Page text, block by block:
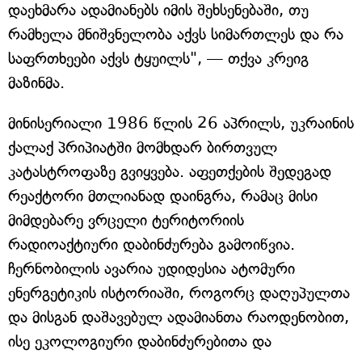
დაეხმარა ადამიანებს იმის შეხსენებაში, თუ
რამხელა მნიშვნელობა აქვს სიმართლეს და რა
საფრთხეები აქვს ტყუილს", — თქვა კრეიგ
მაზინმა.
მინისერიალი 1986 წლის 26 აპრილს, უკრაინის
ქალაქ პრიპიატში მომხდარ ბირთვულ
კატასტროფაზე გვიყვება. აფეთქების შედეგად
რეაქტორი მთლიანად დაინგრა, რამაც მისი
მიმდებარე ვრცელი ტერიტორიის
რადიოაქტიური დაბინძურება გამოიწვია.
ჩერნობილის ავარია უდიდესია ატომური
ენერგეტიკის ისტორიაში, როგორც დაღუპულთა
და მისგან დაშავებულ ადამიანთა რაოდენობით,
ისე ეკოლოგიური დაბინძურებითა და